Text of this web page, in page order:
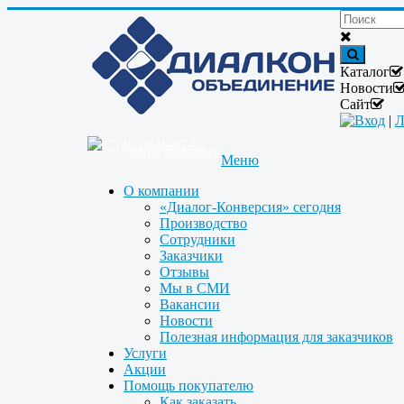
Каталог
Новости
Сайт
Вход |
Меню
О компании
«Диалог-Конверсия» сегодня
Производство
Сотрудники
Заказчики
Отзывы
Мы в СМИ
Вакансии
Новости
Полезная информация для заказчиков
Услуги
Акции
Помощь покупателю